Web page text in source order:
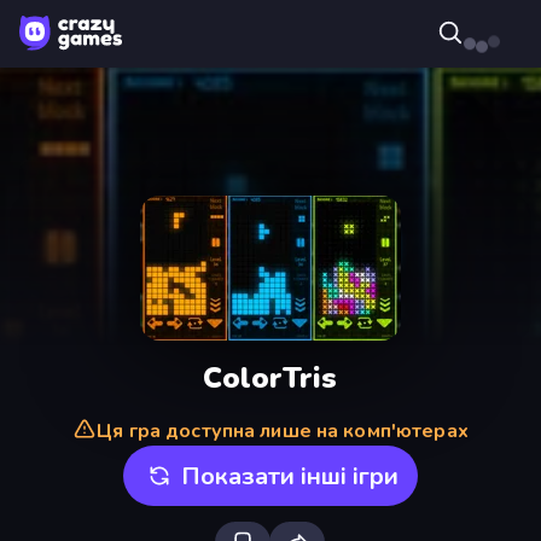
ColorTris
Ця гра доступна лише на комп'ютерах
Показати інші ігри